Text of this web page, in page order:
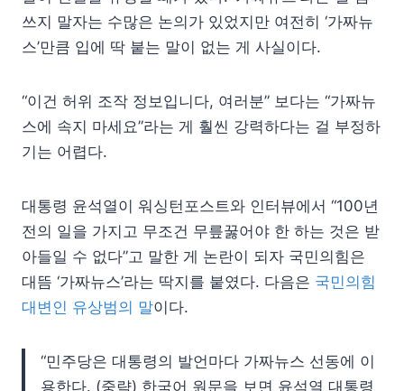
쓰지 말자는 수많은 논의가 있었지만 여전히 ‘가짜뉴
스’만큼 입에 딱 붙는 말이 없는 게 사실이다.
“이건 허위 조작 정보입니다, 여러분” 보다는 “가짜뉴
스에 속지 마세요”라는 게 훨씬 강력하다는 걸 부정하
기는 어렵다.
대통령 윤석열이 워싱턴포스트와 인터뷰에서 “100년
전의 일을 가지고 무조건 무릎꿇어야 한 하는 것은 받
아들일 수 없다”고 말한 게 논란이 되자 국민의힘은
대뜸 ‘가짜뉴스’라는 딱지를 붙였다. 다음은 국민의힘
대변인 유상범의 말이다.
“민주당은 대통령의 발언마다 가짜뉴스 선동에 이
용한다. (중략) 한국어 원문을 보면 윤석열 대통령